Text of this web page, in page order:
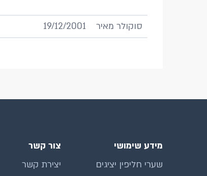
סוקולר מאיר 19/12/2001
מידע שימושי
שערי חליפין יציגים
צור קשר
יצירת קשר